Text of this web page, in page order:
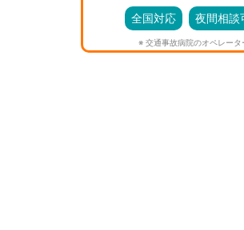
全国対応 夜間相談
※ 交通事故病院のオペレータ